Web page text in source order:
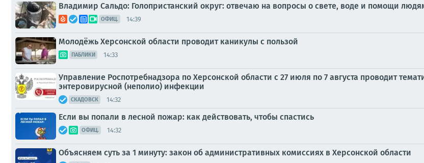
Владимир Сальдо: Голопристанский округ: отвечаю на вопросы о свете, воде и помощи
ОФИЦ. 14:39
Молодёжь Херсонской области проводит каникулы с пользой
ПАБЛИКИ 14:33
Управление Роспотребнадзора по Херсонской области с 27 июля по 7 августа проводит
энтеровирусной (неполио) инфекции
СКАДОВСК 14:32
Если вы попали в лесной пожар: как действовать, чтобы спастись
ОФИЦ. 14:32
Объясняем суть за 1 минуту: закон об административных комиссиях в Херсонской области